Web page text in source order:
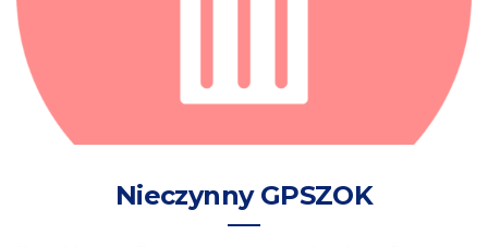
Nieczynny GPSZOK